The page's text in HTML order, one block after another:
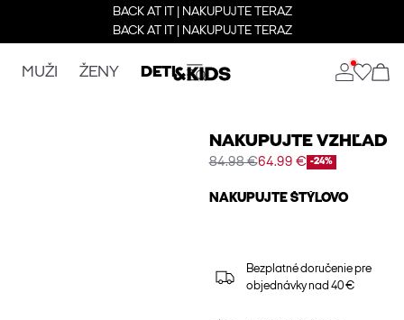
BACK AT IT | NAKUPUJTE TERAZ
BACK AT IT | NAKUPUJTE TERAZ
MUŽI ŽENY DETI
NAKUPUJTE VZHĽAD
84.98 €64.99 € -24%
NAKUPUJTE ŠTÝLOVO
Bezplatné doručenie pre
objednávky nad 40 €